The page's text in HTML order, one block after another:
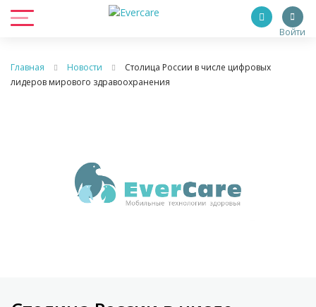
Войти
Главная Новости
Столица России в числе цифровых
лидеров мирового здравоохранения